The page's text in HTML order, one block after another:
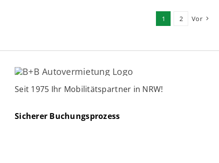
1 2 Vor
Seit 1975 Ihr Mobilitätspartner in NRW!
Sicherer Buchungsprozess